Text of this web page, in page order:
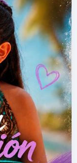
más
estilo
una
de su
sumerge